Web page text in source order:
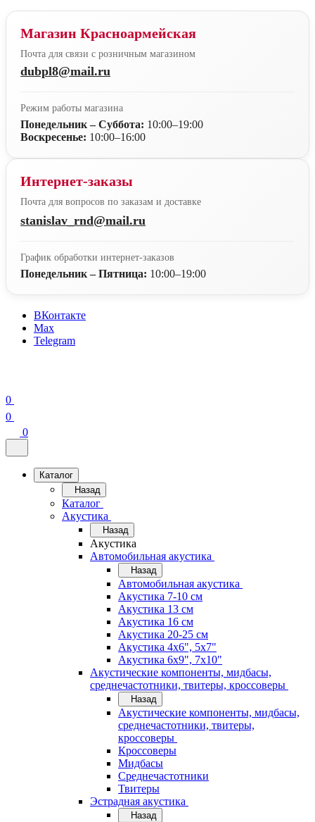
Магазин Красноармейская
Почта для связи с розничным магазином
dubpl8@mail.ru
Режим работы магазина
Понедельник – Суббота: 10:00–19:00
Воскресенье: 10:00–16:00
Интернет-заказы
Почта для вопросов по заказам и доставке
stanislav_rnd@mail.ru
График обработки интернет-заказов
Понедельник – Пятница: 10:00–19:00
ВКонтакте
Max
Telegram
0
0
0
Каталог
Назад
Каталог
Акустика
Назад
Акустика
Автомобильная акустика
Назад
Автомобильная акустика
Акустика 7-10 см
Акустика 13 см
Акустика 16 см
Акустика 20-25 см
Акустика 4х6", 5х7"
Акустика 6х9", 7х10"
Акустические компоненты, мидбасы,
среднечастотники, твитеры, кроссоверы
Назад
Акустические компоненты, мидбасы,
среднечастотники, твитеры,
кроссоверы
Кроссоверы
Мидбасы
Среднечастотники
Твитеры
Эстрадная акустика
Назад